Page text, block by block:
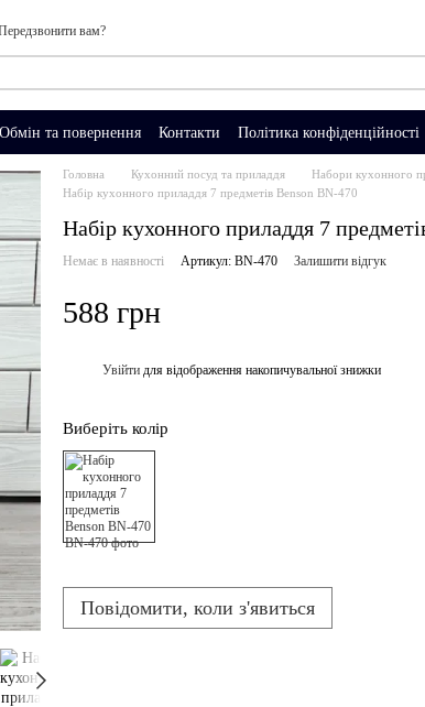
вам?
Обмін та повернення Контакти Політика конфіденційності
Головна Кухонний посуд та приладдя Набори кухонного
Набір кухонного приладдя 7 предметів Benson BN-470
Набір кухонного приладдя 7
Немає в наявності Артикул: BN-470 Залишити відгук
588 грн
Увійти для відображення накопичувальної знижки
Виберіть колір
Повідомити, коли з'явиться